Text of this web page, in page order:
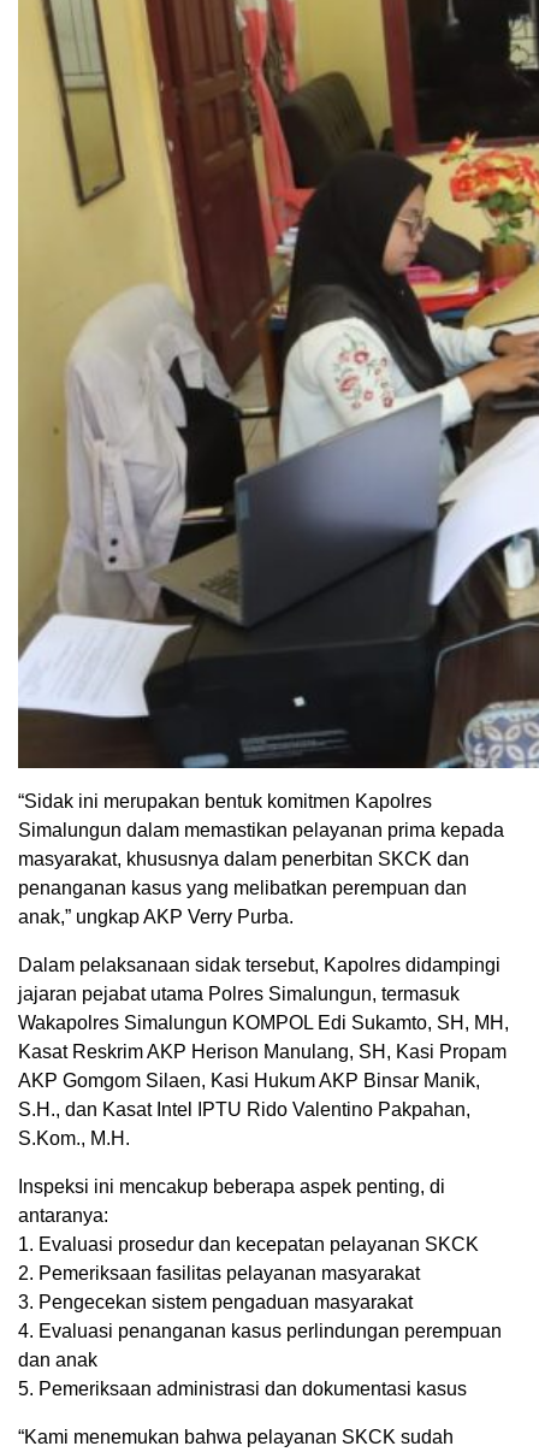
“Sidak ini merupakan bentuk komitmen Kapolres
Simalungun dalam memastikan pelayanan prima kepada
masyarakat, khususnya dalam penerbitan SKCK dan
penanganan kasus yang melibatkan perempuan dan
anak,” ungkap AKP Verry Purba.
Dalam pelaksanaan sidak tersebut, Kapolres didampingi
jajaran pejabat utama Polres Simalungun, termasuk
Wakapolres Simalungun KOMPOL Edi Sukamto, SH, MH,
Kasat Reskrim AKP Herison Manulang, SH, Kasi Propam
AKP Gomgom Silaen, Kasi Hukum AKP Binsar Manik,
S.H., dan Kasat Intel IPTU Rido Valentino Pakpahan,
S.Kom., M.H.
Inspeksi ini mencakup beberapa aspek penting, di
antaranya:
1. Evaluasi prosedur dan kecepatan pelayanan SKCK
2. Pemeriksaan fasilitas pelayanan masyarakat
3. Pengecekan sistem pengaduan masyarakat
4. Evaluasi penanganan kasus perlindungan perempuan
dan anak
5. Pemeriksaan administrasi dan dokumentasi kasus
“Kami menemukan bahwa pelayanan SKCK sudah